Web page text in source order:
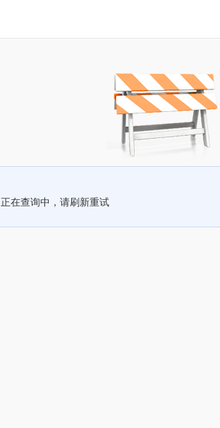
正在查询中，请刷新重试